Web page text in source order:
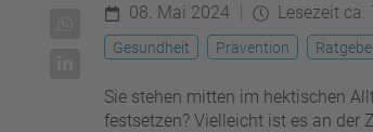
08. Mai 2024 Lesezeit ca.
Gesundheit Prävention
Sie stehen mitten im hektischen
festsetzen? Vielleicht ist es an der